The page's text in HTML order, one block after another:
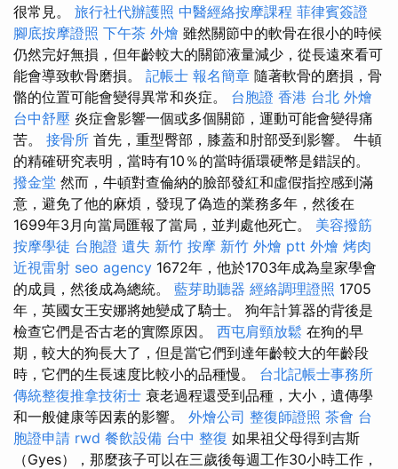
很常見。 旅行社代辦護照 中醫經絡按摩課程 菲律賓簽證
腳底按摩證照 下午茶 外燴 雖然關節中的軟骨在很小的時候
仍然完好無損，但年齡較大的關節液量減少，從長遠來看可
能會導致軟骨磨損。 記帳士 報名簡章 隨著軟骨的磨損，骨
骼的位置可能會變得異常和炎症。 台胞證 香港 台北 外燴
台中舒壓 炎症會影響一個或多個關節，運動可能會變得痛
苦。 接骨所 首先，重型臀部，膝蓋和肘部受到影響。 牛頓
的精確研究表明，當時有10％的當時循環硬幣是錯誤的。
撥金堂 然而，牛頓對查倫納的臉部發紅和虛假指控感到滿
意，避免了他的麻煩，發現了偽造的業務多年，然後在
1699年3月向當局匯報了當局，並判處他死亡。 美容撥筋
按摩學徒 台胞證 遺失 新竹 按摩 新竹 外燴 ptt 外燴 烤肉
近視雷射 seo agency 1672年，他於1703年成為皇家學會
的成員，然後成為總統。 藍芽助聽器 經絡調理證照 1705
年，英國女王安娜將她變成了騎士。 狗年計算器的背後是
檢查它們是否古老的實際原因。 西屯肩頸放鬆 在狗的早
期，較大的狗長大了，但是當它們到達年齡較大的年齡段
時，它們的生長速度比較小的品種慢。 台北記帳士事務所
傳統整復推拿技術士 衰老過程還受到品種，大小，遺傳學
和一般健康等因素的影響。 外燴公司 整復師證照 茶會 台
胞證申請 rwd 餐飲設備 台中 整復 如果祖父母得到吉斯
（Gyes），那麼孩子可以在三歲後每週工作30小時工作，